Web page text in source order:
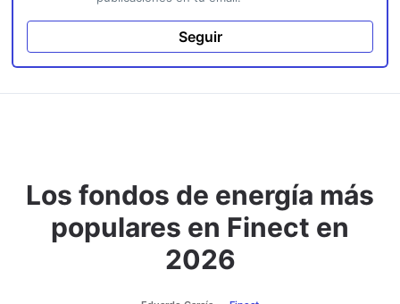
Seguir
Los fondos de energía más
populares en Finect en
2026